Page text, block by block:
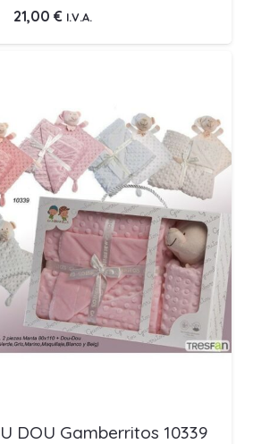
21,00 € I.V.A.
DOU Gamberritos 10339